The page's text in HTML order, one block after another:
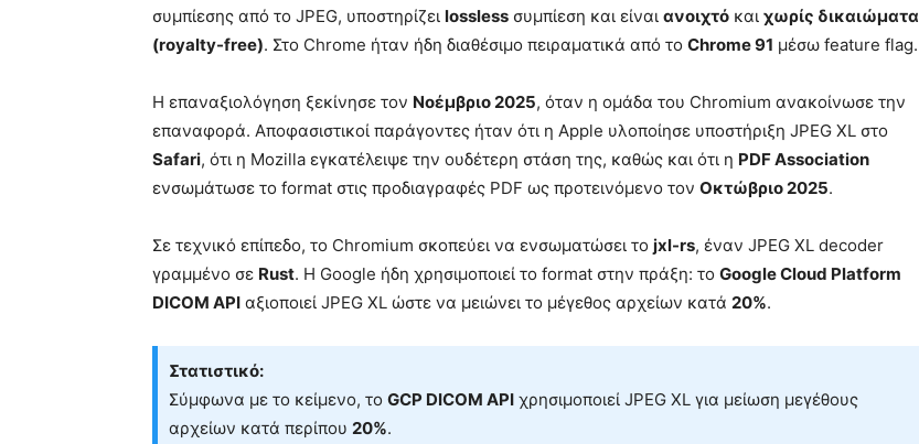
συμπίεσης από το JPEG, υποστηρίζει lossless συμπίεση και είναι ανοιχτό και χωρίς δικαιώματα
(royalty-free). Στο Chrome ήταν ήδη διαθέσιμο πειραματικά από το Chrome 91 μέσω feature flag.
Η επαναξιολόγηση ξεκίνησε τον Νοέμβριο 2025, όταν η ομάδα του Chromium ανακοίνωσε την
επαναφορά. Αποφασιστικοί παράγοντες ήταν ότι η Apple υλοποίησε υποστήριξη JPEG XL στο
Safari, ότι η Mozilla εγκατέλειψε την ουδέτερη στάση της, καθώς και ότι η PDF Association
ενσωμάτωσε το format στις προδιαγραφές PDF ως προτεινόμενο τον Οκτώβριο 2025.
Σε τεχνικό επίπεδο, το Chromium σκοπεύει να ενσωματώσει το jxl-rs, έναν JPEG XL decoder
γραμμένο σε Rust. Η Google ήδη χρησιμοποιεί το format στην πράξη: το Google Cloud Platform
DICOM API αξιοποιεί JPEG XL ώστε να μειώνει το μέγεθος αρχείων κατά 20%.
Στατιστικό:
Σύμφωνα με το κείμενο, το GCP DICOM API χρησιμοποιεί JPEG XL για μείωση μεγέθους
αρχείων κατά περίπου 20%.